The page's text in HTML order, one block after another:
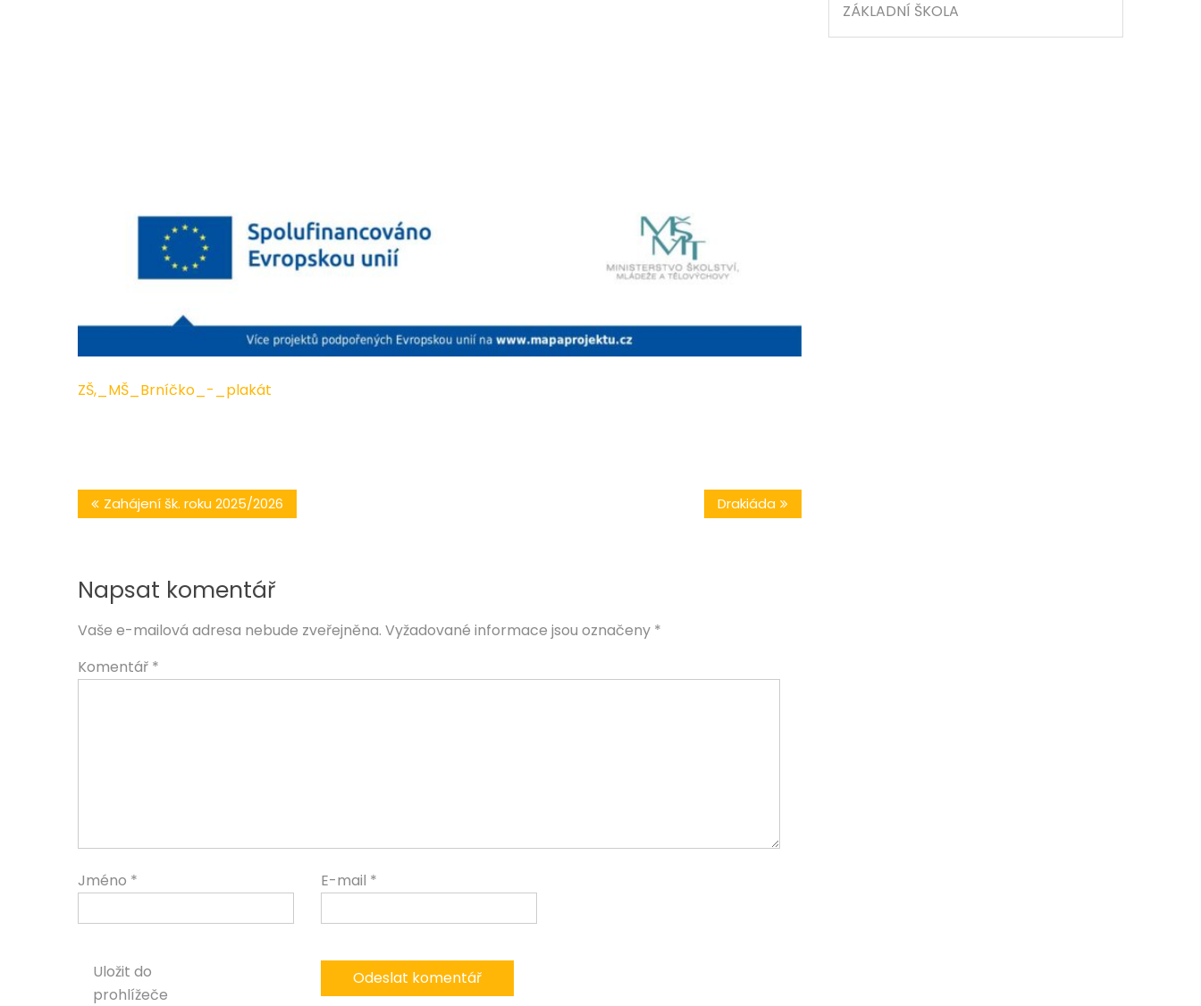
ZŠ,_MŠ_Brníčko_-_plakát
Navigace
proZahájení šk. roku 2025/2026 Drakiáda
Napsat komentář
Vaše e-mailová adresa nebude zveřejněna. Vyžadované informace jsou označeny *
Komentář *
Jméno * E-mail *
Uložit do
prohlížeče
ZÁKLADNÍ ŠKOLA